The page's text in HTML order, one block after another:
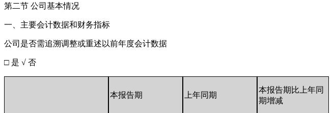
第二节 公司基本情况
一、主要会计数据和财务指标
公司是否需追溯调整或重述以前年度会计数据
□ 是 √ 否
本报告期 上年同期
本报告期比上年同
期增减